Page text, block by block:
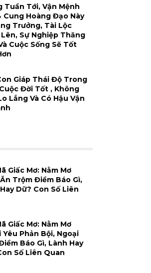
Tuần Tới, Vận Mệnh
Cung Hoàng Đạo Này
Trưởng, Tài Lộc
Sự Nghiệp Thăng
Cuộc Sống Sẽ Tốt
Giáp Thái Độ Trong
Đời Tốt , Không
Lắng Và Có Hậu Vận
Giấc Mơ: Nằm Mơ
Trộm Điềm Báo Gì,
Dữ? Con Số Liên
Giấc Mơ: Nằm Mơ
Yêu Phản Bội, Ngoại
Báo Gì, Lành Hay
Số Liên Quan